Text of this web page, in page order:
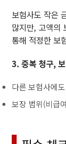
보험사도 작은
많지만, 고액의
통해 적정한 보
3. 중복 청구,
다른 보험사에
보장 범위(비급